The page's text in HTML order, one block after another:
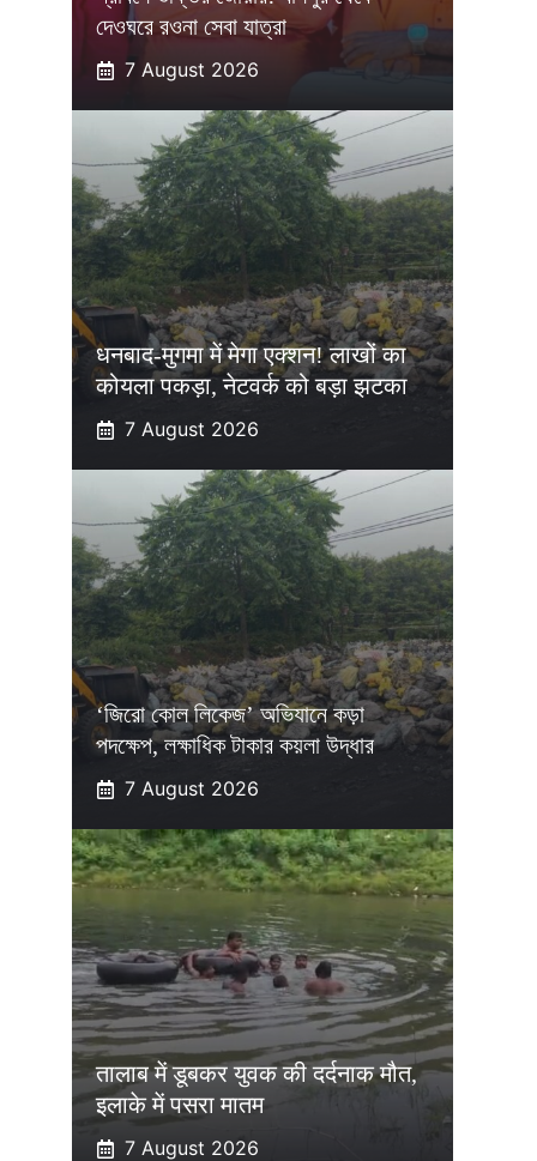
দেওঘরে রওনা সেবা যাত্রা
7 August 2026
धनबाद-मुगमा में मेगा एक्शन! लाखों का
कोयला पकड़ा, नेटवर्क को बड़ा झटका
7 August 2026
‘জিরো কোল লিকেজ’ অভিযানে কড়া
পদক্ষেপ, লক্ষাধিক টাকার কয়লা উদ্ধার
7 August 2026
तालाब में डूबकर युवक की दर्दनाक मौत,
इलाके में पसरा मातम
7 August 2026